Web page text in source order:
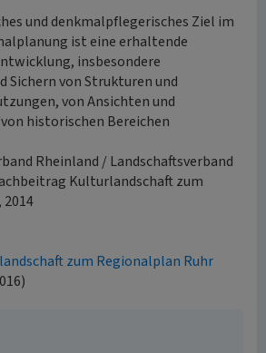
und denkmalpflegerisches Ziel im
ist eine erhaltende
insbesondere
Sichern von Strukturen und
von Ansichten und
historischen Bereichen
Rheinland / Landschaftsverband
Kulturlandschaft zum
zum Regionalplan Ruhr